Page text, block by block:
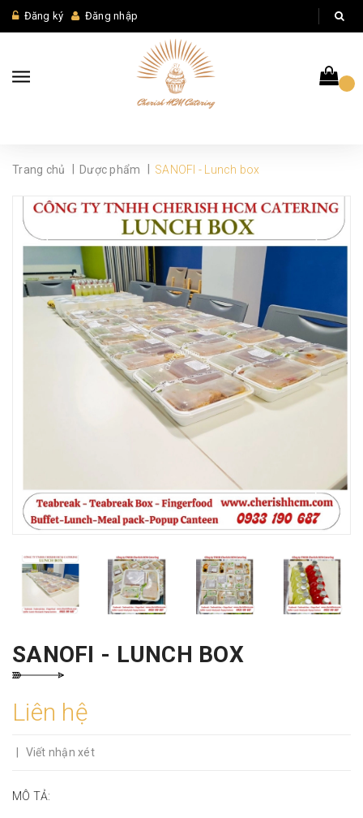
Đăng ký Đăng nhập
Trang chủ Dược phẩm SANOFI - Lunch box
SANOFI - LUNCH BOX
Liên hệ
Viết nhận xét
MÔ TẢ: